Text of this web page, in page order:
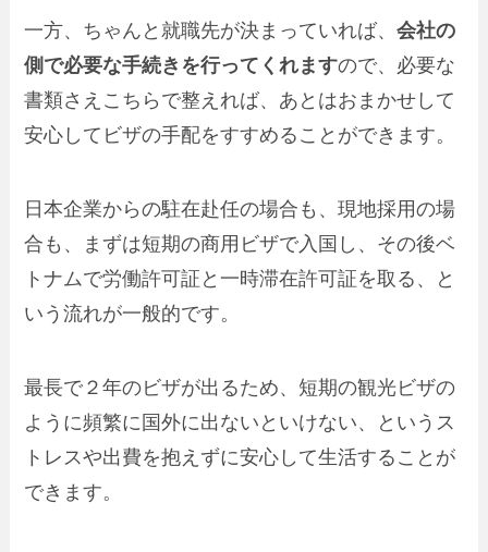
一方、ちゃんと就職先が決まっていれば、会社の
側で必要な手続きを行ってくれますので、必要な
書類さえこちらで整えれば、あとはおまかせして
安心してビザの手配をすすめることができます。
日本企業からの駐在赴任の場合も、現地採用の場
合も、まずは短期の商用ビザで入国し、その後ベ
トナムで労働許可証と一時滞在許可証を取る、と
いう流れが一般的です。
最長で２年のビザが出るため、短期の観光ビザの
ように頻繁に国外に出ないといけない、というス
トレスや出費を抱えずに安心して生活することが
できます。